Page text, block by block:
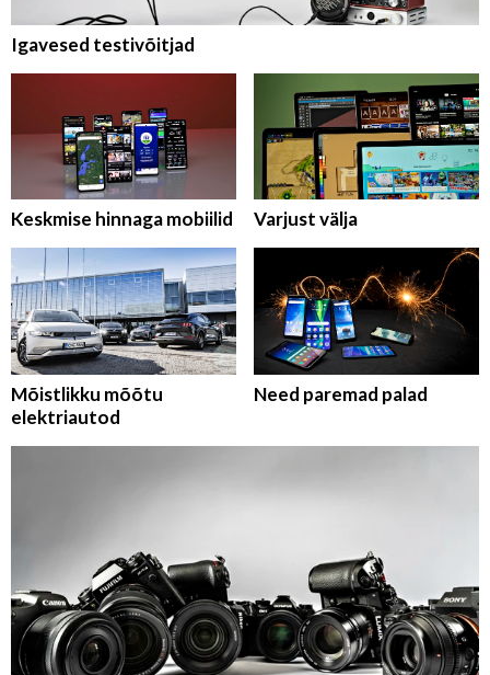
Igavesed testivõitjad
Keskmise hinnaga mobiilid Varjust välja
Mõistlikku mõõtu
elektriautod
Need paremad palad